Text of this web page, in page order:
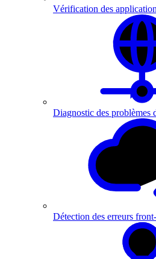
Vérification des
Diagnostic des problèmes
Détection des erreurs